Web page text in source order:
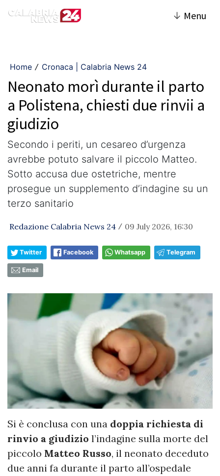
↓ Menu
Home / Cronaca | Calabria News 24
Neonato morì durante il parto
a Polistena, chiesti due rinvii a
giudizio
Secondo i periti, un cesareo d’urgenza
avrebbe potuto salvare il piccolo Matteo.
Sotto accusa due ostetriche, mentre
prosegue un supplemento d’indagine su un
terzo sanitario
Redazione Calabria News 24 / 09 July 2026, 16:30
Twitter Facebook Whatsapp Telegram
Email
Si è conclusa con una doppia richiesta di
rinvio a giudizio l’indagine sulla morte del
piccolo Matteo Russo, il neonato deceduto
due anni fa durante il parto all’ospedale